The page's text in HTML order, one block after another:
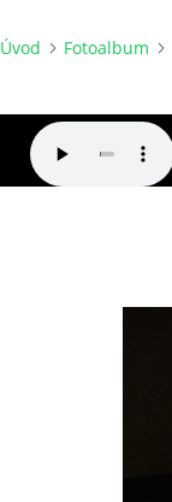
Úvod Fotoalbum